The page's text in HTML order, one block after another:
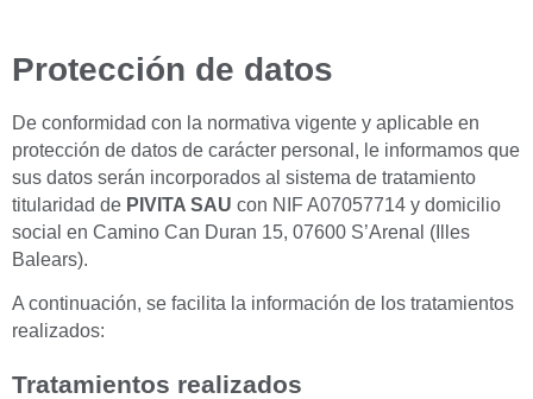
Protección de datos
De conformidad con la normativa vigente y aplicable en
protección de datos de carácter personal, le informamos que
sus datos serán incorporados al sistema de tratamiento
titularidad de PIVITA SAU con NIF A07057714 y domicilio
social en Camino Can Duran 15, 07600 S’Arenal (Illes
Balears).
A continuación, se facilita la información de los tratamientos
realizados:
Tratamientos realizados